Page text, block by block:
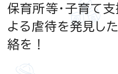
保育所等・子育て
よる虐待を発見し
絡を！